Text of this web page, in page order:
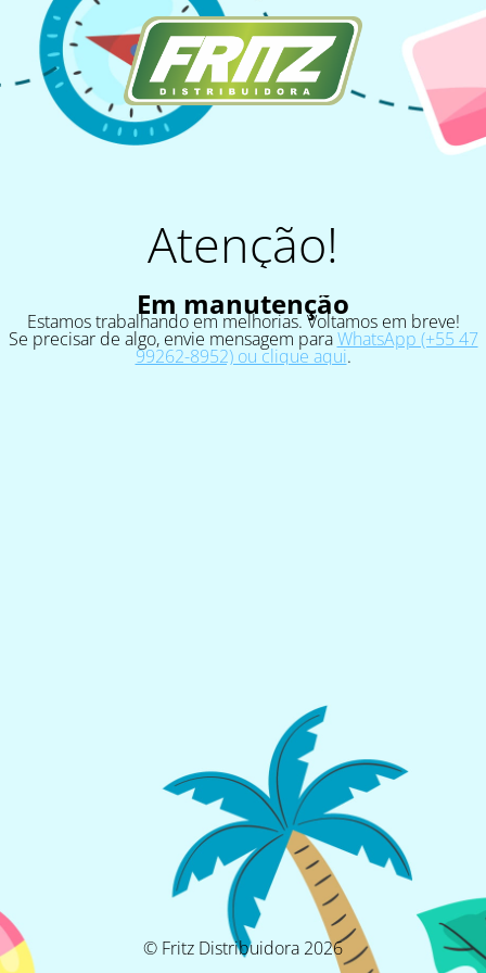
Atenção!
Em manutenção
Estamos trabalhando em melhorias. Voltamos em breve!
Se precisar de algo, envie mensagem paraWhatsApp (+55 47
99262-8952) ou clique aqui.
© Fritz Distribuidora 2026